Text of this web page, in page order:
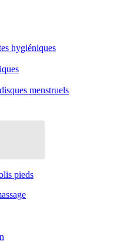
hygiéniques
menstruels
pieds